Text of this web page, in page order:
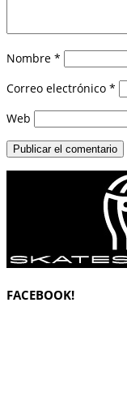
Nombre *
Correo electrónico *
Web
FACEBOOK!